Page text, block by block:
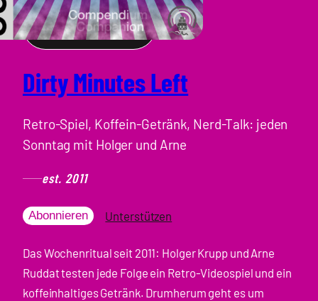
Dirty Minutes Left
Retro-Spiel, Koffein-Getränk, Nerd-Talk: jeden
Sonntag mit Holger und Arne
est. 2011
Abonnieren Unterstützen
Das Wochenritual seit 2011: Holger Krupp und Arne
Ruddat testen jede Folge ein Retro-Videospiel und ein
koffeinhaltiges Getränk. Drumherum geht es um